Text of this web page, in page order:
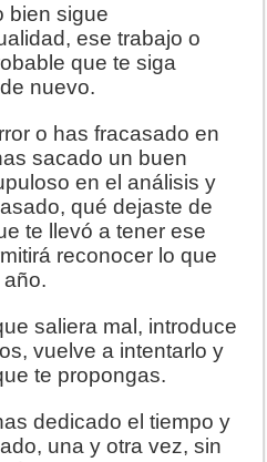
bien sigue
ese trabajo o
que te siga
nuevo.
o has fracasado en
sacado un buen
en el análisis y
qué dejaste de
te llevó a tener ese
reconocer lo que
saliera mal, introduce
vuelve a intentarlo y
te propongas.
dedicado el tiempo y
una y otra vez, sin